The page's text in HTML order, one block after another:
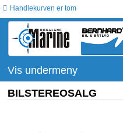
Handlekurven er tom
Vis undermeny
BILSTEREOSALG